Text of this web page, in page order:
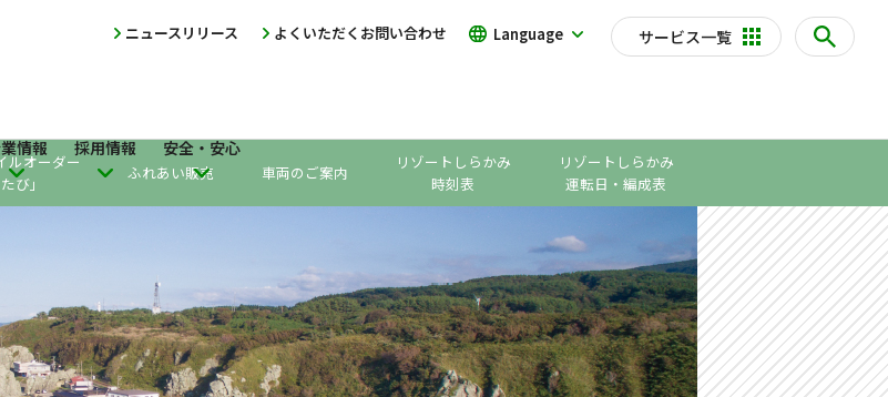
サービス一覧
情報 採用情報 安全・安心
Language
よくいただくお問い合わせ
ニュースリリース
ルオーダー
び」
ふれあい販売 車両のご案内
リゾートしらかみ
時刻表
リゾートしらかみ
運転日・編成表